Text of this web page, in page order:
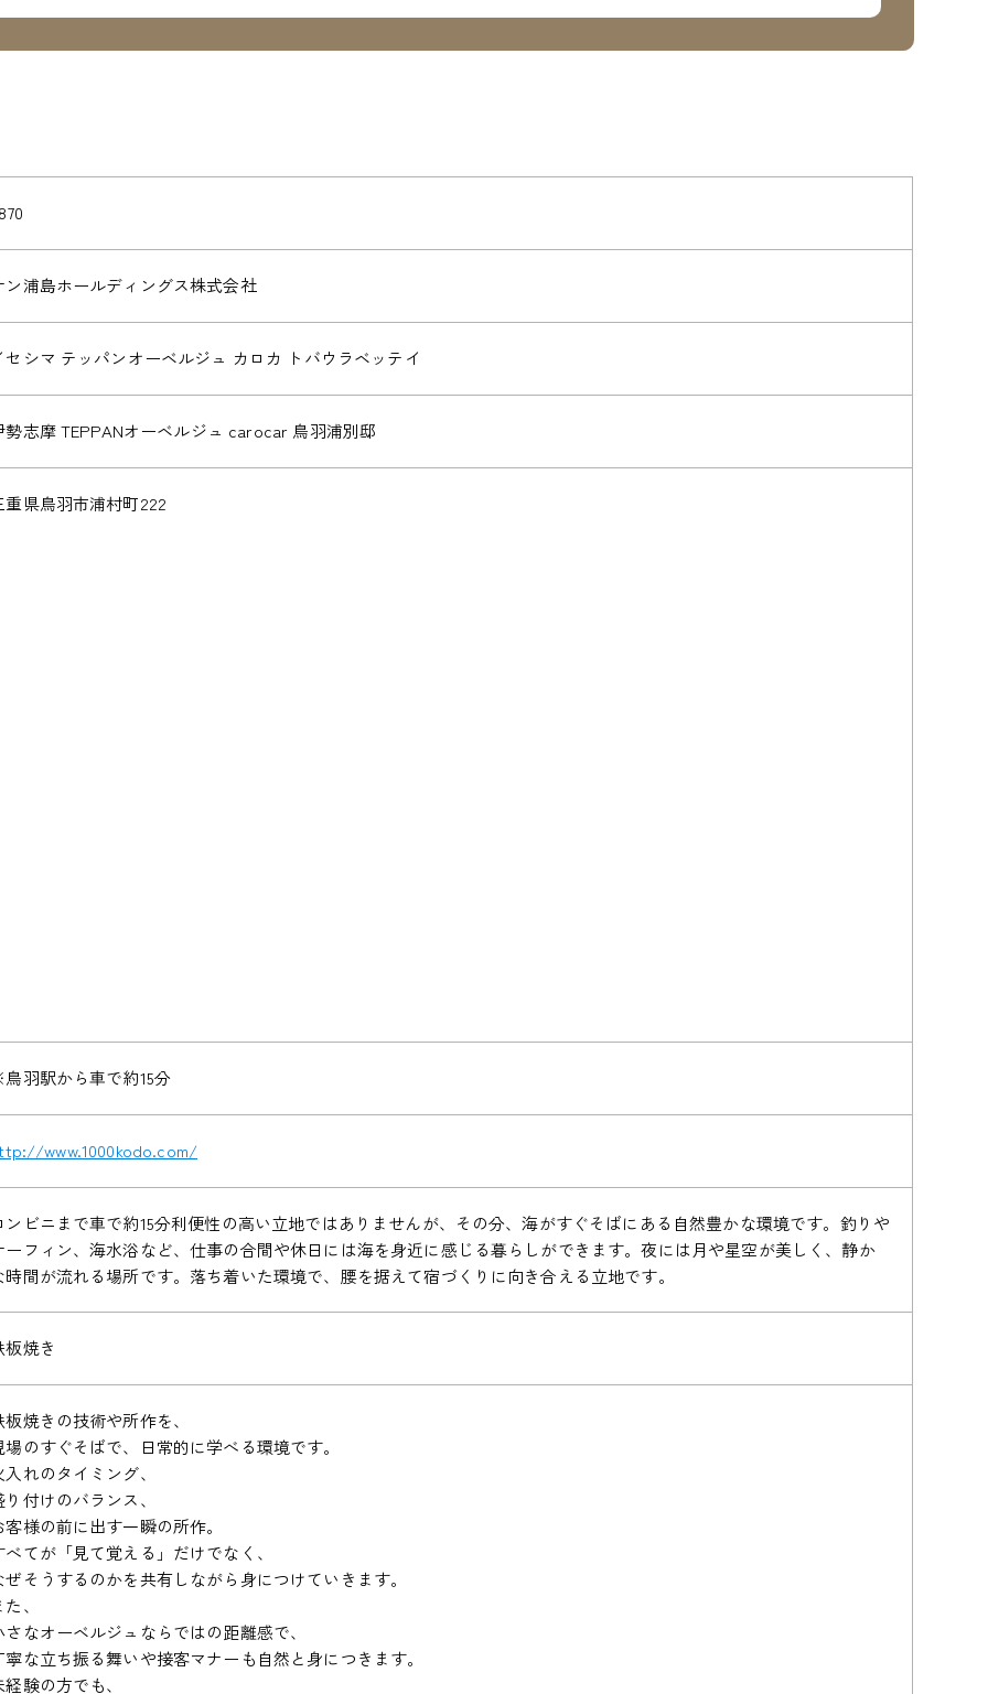
ン浦島ホールディングス株式会社
セシマ テッパンオーベルジュ カロカ トバウラベッテイ
勢志摩 TEPPANオーベルジュ carocar 鳥羽浦別邸
重県鳥羽市浦村町222
羽駅から車で約15分
www.1000kodo.com/
ンビニまで車で約15分利便性の高い立地ではありませんが、その分、海がすぐそばにある自然豊かな環境です。釣りや
ーフィン、海水浴など、仕事の合間や休日には海を身近に感じる暮らしができます。夜には月や星空が美しく、静か
時間が流れる場所です。落ち着いた環境で、腰を据えて宿づくりに向き合える立地です。
板焼き
板焼きの技術や所作を、
場のすぐそばで、日常的に学べる環境です。
入れのタイミング、
り付けのバランス、
客様の前に出す一瞬の所作。
べてが「見て覚える」だけでなく、
ぜそうするのかを共有しながら身につけていきます。
、
さなオーベルジュならではの距離感で、
寧な立ち振る舞いや接客マナーも自然と身につきます。
経験の方でも、